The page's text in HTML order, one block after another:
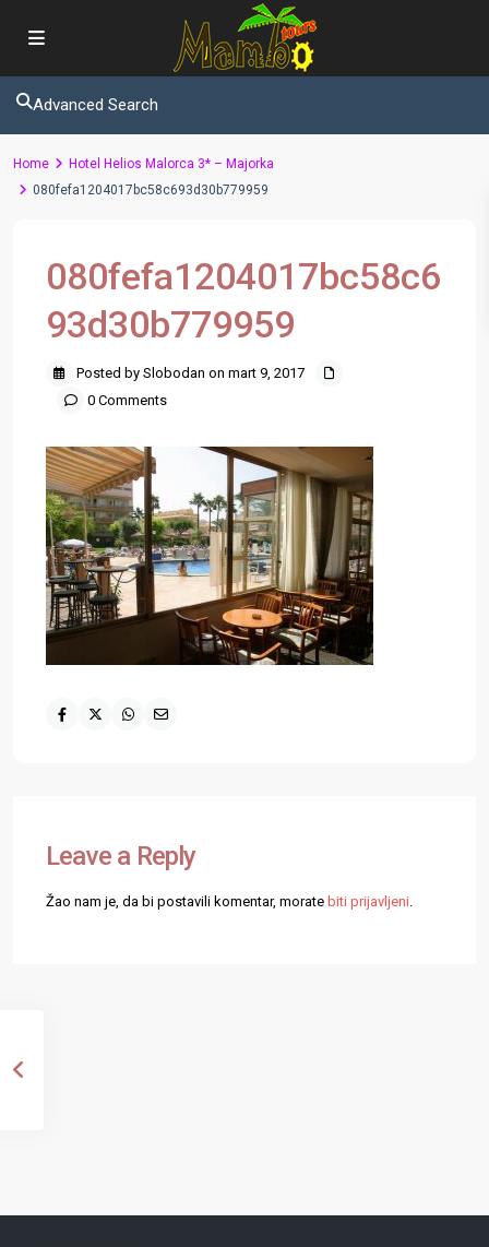
Advanced Search
Home
Hotel Helios Malorca 3* – Majorka
080fefa1204017bc58c693d30b779959
080fefa1204017bc58c6
93d30b779959
Posted by Slobodan on mart 9, 2017
0 Comments
Leave a Reply
Žao nam je, da bi postavili komentar, morate biti prijavljeni.